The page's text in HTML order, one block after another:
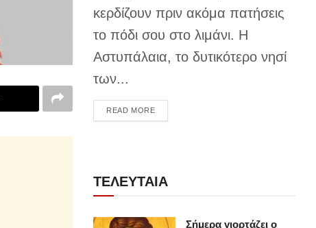
κερδίζουν πριν ακόμα πατήσεις
το πόδι σου στο λιμάνι. Η
Αστυπάλαια, το δυτικότερο νησί
των...
READ MOREDETAILS
ΤΕΛΕΥΤΑΙΑ
Σήμερα γιορτάζει ο